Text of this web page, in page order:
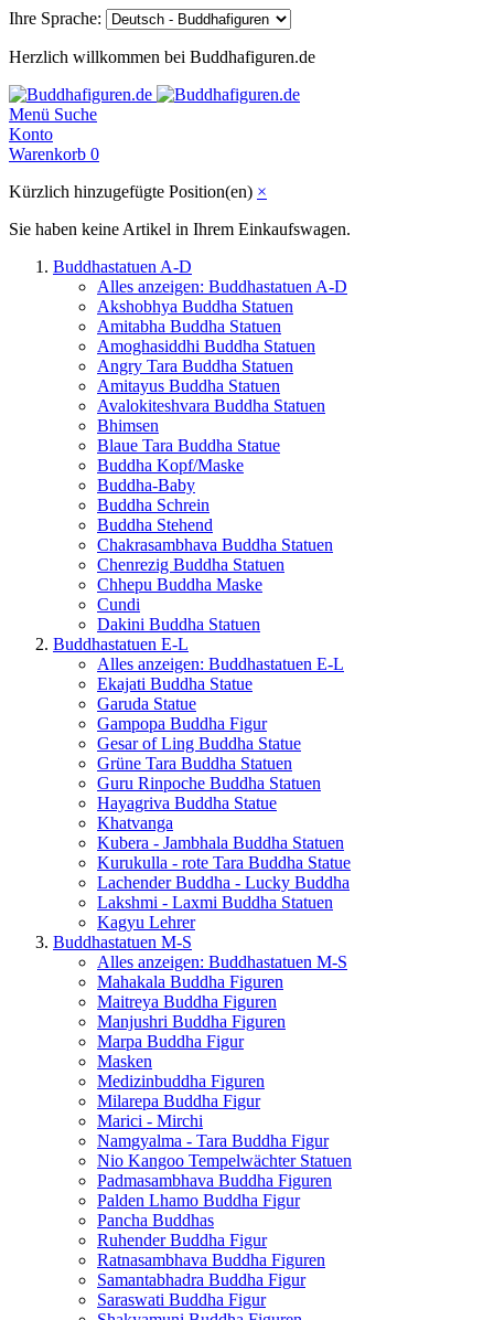
Ihre Sprache:
Herzlich willkommen bei Buddhafiguren.de
Menü Suche
Konto
Warenkorb 0
Kürzlich hinzugefügte Position(en) ×
Sie haben keine Artikel in Ihrem Einkaufswagen.
Buddhastatuen A-D
Alles anzeigen: Buddhastatuen A-D
Akshobhya Buddha Statuen
Amitabha Buddha Statuen
Amoghasiddhi Buddha Statuen
Angry Tara Buddha Statuen
Amitayus Buddha Statuen
Avalokiteshvara Buddha Statuen
Bhimsen
Blaue Tara Buddha Statue
Buddha Kopf/Maske
Buddha-Baby
Buddha Schrein
Buddha Stehend
Chakrasambhava Buddha Statuen
Chenrezig Buddha Statuen
Chhepu Buddha Maske
Cundi
Dakini Buddha Statuen
Buddhastatuen E-L
Alles anzeigen: Buddhastatuen E-L
Ekajati Buddha Statue
Garuda Statue
Gampopa Buddha Figur
Gesar of Ling Buddha Statue
Grüne Tara Buddha Statuen
Guru Rinpoche Buddha Statuen
Hayagriva Buddha Statue
Khatvanga
Kubera - Jambhala Buddha Statuen
Kurukulla - rote Tara Buddha Statue
Lachender Buddha - Lucky Buddha
Lakshmi - Laxmi Buddha Statuen
Kagyu Lehrer
Buddhastatuen M-S
Alles anzeigen: Buddhastatuen M-S
Mahakala Buddha Figuren
Maitreya Buddha Figuren
Manjushri Buddha Figuren
Marpa Buddha Figur
Masken
Medizinbuddha Figuren
Milarepa Buddha Figur
Marici - Mirchi
Namgyalma - Tara Buddha Figur
Nio Kangoo Tempelwächter Statuen
Padmasambhava Buddha Figuren
Palden Lhamo Buddha Figur
Pancha Buddhas
Ruhender Buddha Figur
Ratnasambhava Buddha Figuren
Samantabhadra Buddha Figur
Saraswati Buddha Figur